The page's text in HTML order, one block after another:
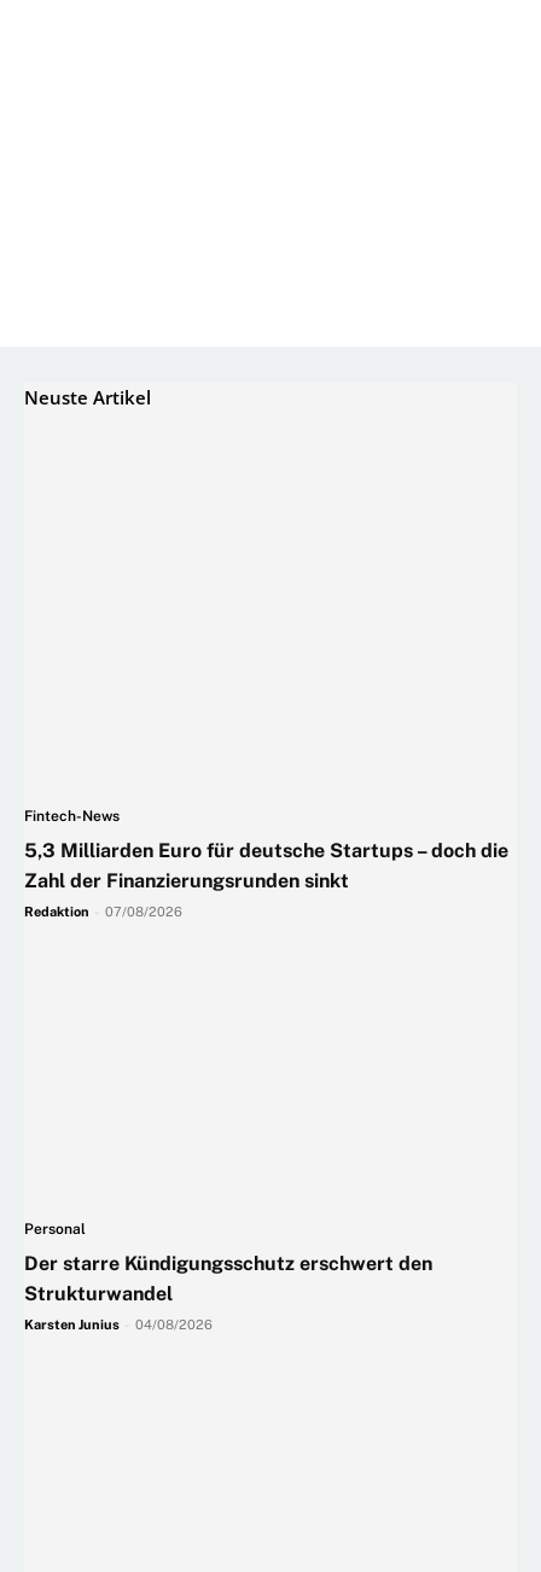
Neuste Artikel
Fintech-News
5,3 Milliarden Euro für deutsche Startups – doch die
Zahl der Finanzierungsrunden sinkt
Redaktion 07/08/2026
Personal
Der starre Kündigungsschutz erschwert den
Strukturwandel
Karsten Junius 04/08/2026